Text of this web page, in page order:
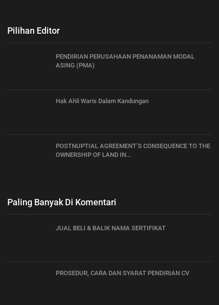
Pilihan Editor
PENDIRIAN PERUSAHAAN PENANAMAN MODAL
ASING (PMA)
Hak Ahli Waris Dalam Kandungan
POSTNUPTIAL AGREEMENT’S CONSEQUENCE TO THE
OWNERSHIP OF LAND IN…
Paling Banyak Di Komentari
JUAL BELI & BALIK NAMA SERTIFIKAT
PROSEDUR, CARA DAN SYARAT PENDIRIAN CV